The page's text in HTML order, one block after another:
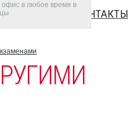
IELTS 2022 КОНТАКТЫ
в любое время в